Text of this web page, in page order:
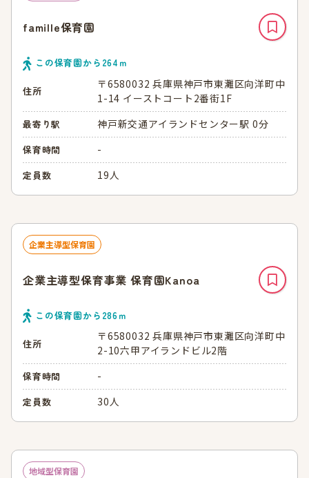
famille保育園
この保育園から 264 ｍ
住所
〒6580032 兵庫県神戸市東灘区向洋町中
1-14 イーストコート2番街1F
最寄り駅 神戸新交通アイランドセンター駅 0分
保育時間 -
定員数 19人
企業主導型保育園
企業主導型保育事業 保育園Kanoa
この保育園から 286ｍ
住所
〒6580032 兵庫県神戸市東灘区向洋町中
2-10六甲アイランドビル2階
保育時間 -
定員数 30人
地域型保育園